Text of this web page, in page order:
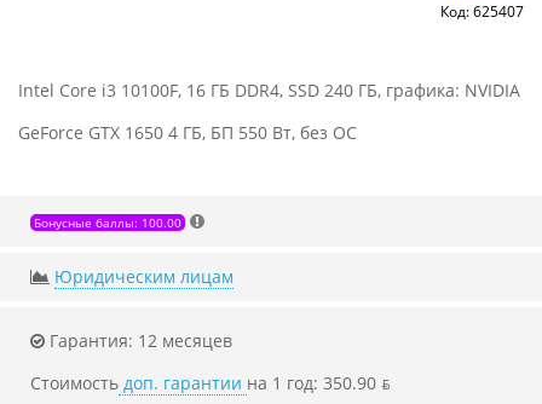
Код: 625407
Intel Core i3 10100F, 16 ГБ DDR4, SSD 240 ГБ, графика: NVIDIA
GeForce GTX 1650 4 ГБ, БП 550 Вт, без ОС
Бонусные баллы: 100.00
Юридическим лицам
Гарантия: 12 месяцев
Стоимость доп. гарантии на 1 год: 350.90 ƃ